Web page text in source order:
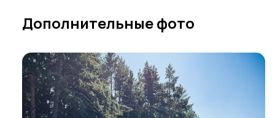
Дополнительные фото